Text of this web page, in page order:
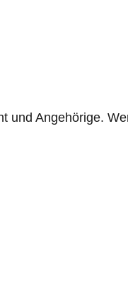
und Angehörige.